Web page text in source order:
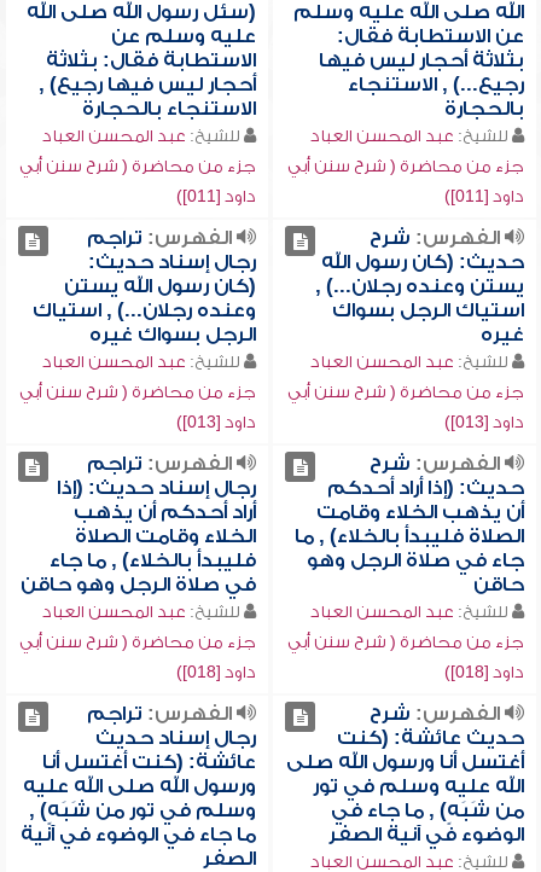
الله صلى الله عليه وسلم
عن الاستطابة فقال:
بثلاثة أحجار ليس فيها
رجيع...) , الاستنجاء
بالحجارة
للشيخ: عبد المحسن العباد
جزء من محاضرة ( شرح سنن أبي
داود [011])
(سئل رسول الله صلى الله
عليه وسلم عن
الاستطابة فقال: بثلاثة
أحجار ليس فيها رجيع) ,
الاستنجاء بالحجارة
للشيخ: عبد المحسن العباد
جزء من محاضرة ( شرح سنن أبي
داود [011])
الفهرس: شرح
حديث: (كان رسول الله
يستن وعنده رجلان...) ,
استياك الرجل بسواك
غيره
للشيخ: عبد المحسن العباد
جزء من محاضرة ( شرح سنن أبي
داود [013])
الفهرس: تراجم
رجال إسناد حديث:
(كان رسول الله يستن
وعنده رجلان...) , استياك
الرجل بسواك غيره
للشيخ: عبد المحسن العباد
جزء من محاضرة ( شرح سنن أبي
داود [013])
الفهرس: شرح
حديث: (إذا أراد أحدكم
أن يذهب الخلاء وقامت
الصلاة فليبدأ بالخلاء) , ما
جاء في صلاة الرجل وهو
حاقن
للشيخ: عبد المحسن العباد
جزء من محاضرة ( شرح سنن أبي
داود [018])
الفهرس: تراجم
رجال إسناد حديث: (إذا
أراد أحدكم أن يذهب
الخلاء وقامت الصلاة
فليبدأ بالخلاء) , ما جاء
في صلاة الرجل وهو حاقن
للشيخ: عبد المحسن العباد
جزء من محاضرة ( شرح سنن أبي
داود [018])
الفهرس: شرح
حديث عائشة: (كنت
أغتسل أنا ورسول الله صلى
الله عليه وسلم في تور
من شَبَهٍ) , ما جاء في
الوضوء في آنية الصفر
للشيخ: عبد المحسن العباد
الفهرس: تراجم
رجال إسناد حديث
عائشة: (كنت أغتسل أنا
ورسول الله صلى الله عليه
وسلم في تور من شَبَهٍ) ,
ما جاء في الوضوء في آنية
الصفر